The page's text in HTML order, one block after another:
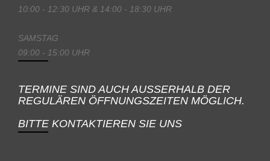
10:00 - 12:30 UHR & 14:00 - 18:30 UHR
SAMSTAG
09:00 - 15:00 UHR
TERMINE SIND AUCH AUSSERHALB DER
REGULÄREN ÖFFNUNGSZEITEN MÖGLICH.
BITTE KONTAKTIEREN SIE UNS